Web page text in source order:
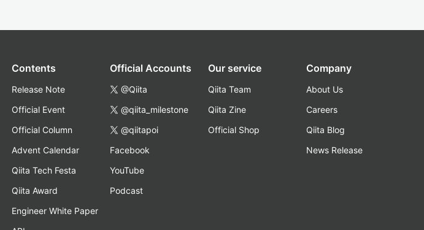
Contents
Release Note
Official Event
Official Column
Advent Calendar
Qiita Tech Festa
Qiita Award
Engineer White Paper
Official Accounts
@Qiita
@qiita_milestone
@qiitapoi
Facebook
YouTube
Podcast
Our service
Qiita Team
Qiita Zine
Official Shop
Company
About Us
Careers
Qiita Blog
News Release